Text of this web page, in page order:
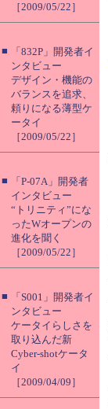
［2009/05/22］
■
「832P」開発者イ
ンタビュー
デザイン・機能の
バランスを追求、
頼りになる薄型ケ
ータイ
［2009/05/22］
■
「P-07A」開発者
インタビュー
“トリニティ”にな
ったWオープンの
進化を聞く
［2009/05/22］
■
「S001」開発者イ
ンタビュー
ケータイらしさを
取り込んだ新
Cyber-shotケータ
イ
［2009/04/09］